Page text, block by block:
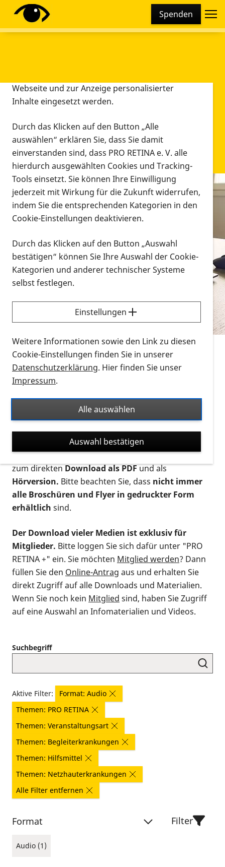
Spenden
Infomaterial
Infomaterial
Vorlesen
Alle Infomaterialien in verschiedenen
Formaten an einem Ort
Sie möchten wissen, wie Sie nach Infonmaterial
suchen und dieses bestellen bzw. herunterladen
können? Schauen Sie sich dieErklärvideos zum
Thema Infomaterial auf der PRO RETINA-Website
für blinde und sehbehinderte Menschen an.
Auf dieser Seite finden Sie sämtliches Infomaterial
Ort. Nutzen Sie den Formatfilter, um ausschließlich
nach Flyern und Broschüren, Audios oder Videos zu
suchen. Die meisten Flyer und Broschüren werden in
verschiedenen Formaten angeboten: zur
postalischen Bestellung als gedruckte Variante
zum direktenDownload als PDFund als
Hörversion. Bitte beachten Sie, dass nicht immer
alle Broschüren und Flyer in gedruckter Form
erhältlich sind.
Der Download vieler Medien ist exklusiv für
Mitglieder. Bitte loggen Sie sich dafür unter "PRO
RETINA +" ein. Sie möchten Mitglied werden? Dann
füllen Sie den Online-Antrag aus und erhalten Sie
direkt Zugriff auf alle Downloads und Materialien.
Wenn Sie noch kein Mitglied sind, haben Sie Zugriff
auf eine Auswahl an Infomaterialien und Videos.
Suchbegriff
Aktive Filter:
Format: Audio
Themen: PRO RETINA
Themen: Veranstaltungsart
Themen: Begleiterkrankungen
Themen: Hilfsmittel
Themen: Netzhauterkrankungen
Alle Filter entfernen
Format
Audio (1)
Filter
Diese Webseite setzt verschiedene Cookies und
Tracking-Tools ein. Dies beinhaltet Cookies und
Webseite und zur Anzeige personalisierter
Inhalte eingesetzt werden.
Durch das Klicken auf den Button „Alle
auswählen“ erklären Sie, dass Sie damit
einverstanden sind, dass PRO RETINA e. V. alle
hierdurch ausgewählten Cookies und Tracking-
Tools einsetzt. Sie können Ihre Einwilligung
jederzeit mit Wirkung für die Zukunft widerrufen,
indem Sie die entsprechenden Kategorien in den
Cookie-Einstellungen deaktivieren.
Durch das Klicken auf den Button „Auswahl
bestätigen“ können Sie Ihre Auswahl der Cookie-
Kategorien und anderer technischer Systeme
selbst festlegen.
Einstellungen
Weitere Informationen sowie den Link zu diesen
Cookie-Einstellungen finden Sie in unserer
Datenschutzerklärung. Hier finden Sie unser
Impressum.
Alle auswählen
Auswahl bestätigen